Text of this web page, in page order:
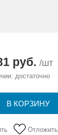
руб. /шт
достаточно
Отложить